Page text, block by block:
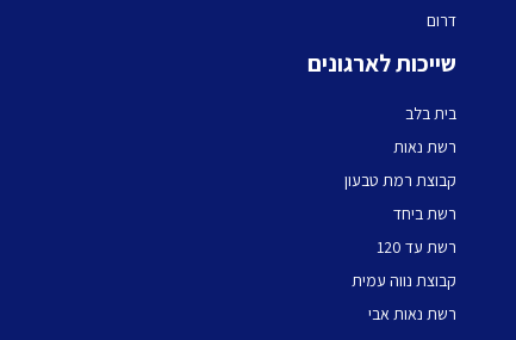
דרום
שייכות לארגונים
בית בלב
רשת נאות
קבוצת רמת טבעון
רשת ביחד
רשת עד 120
קבוצת נווה עמית
רשת נאות אבי